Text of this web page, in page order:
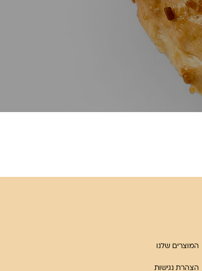
המוצרים שלנו
הצהרת נגישות